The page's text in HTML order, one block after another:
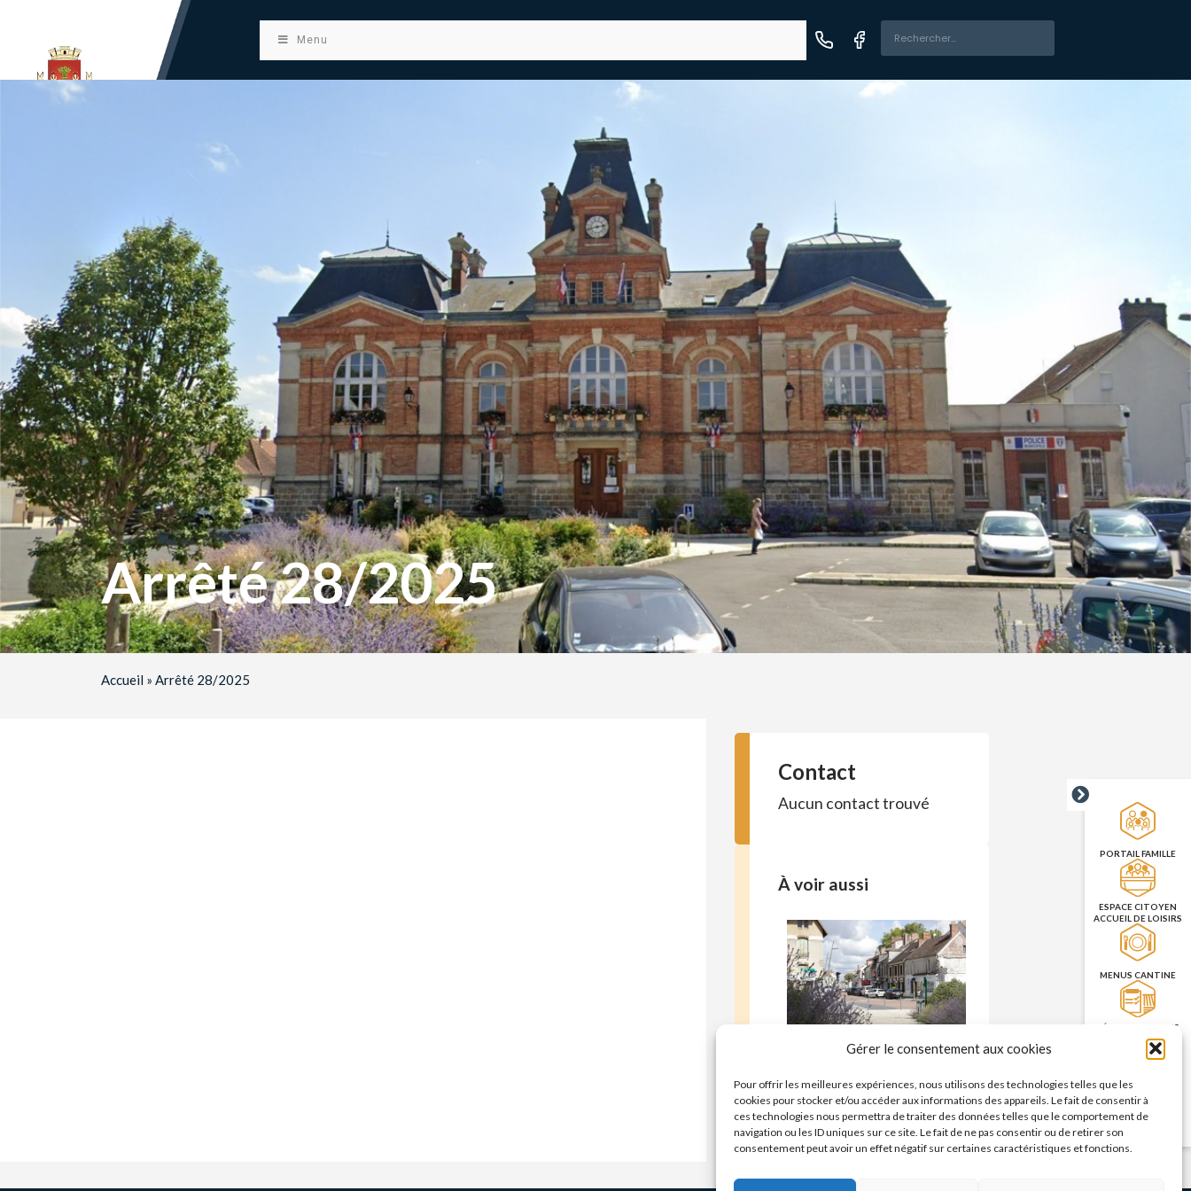
Gérer le consentement aux cookies
Pour offrir les meilleures expériences, nous utilisons des technologies telles que les
cookies pour stocker et/ou accéder aux informations des appareils. Le fait de consentir à
ces technologies nous permettra de traiter des données telles que le comportement de
navigation ou les ID uniques sur ce site. Le fait de ne pas consentir ou de retirer son
consentement peut avoir un effet négatif sur certaines caractéristiques et fonctions.
Menu
PORTAIL FAMILLE
ESPACE CITOYEN
ACCUEIL DE LOISIRS
MENUS CANTINE
RÉSERVATION DES
SALLES
PRISE DE RENDEZ-
CNI/PASSEPORT
Arrêté 28/2025
Accueil »Arrêté 28/2025
Contact
Aucun contact trouvé
À voir aussi
Commerces – enseignes